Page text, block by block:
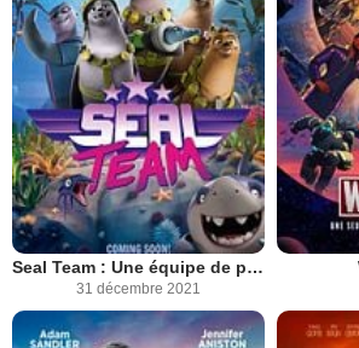
Seal Team : Une équipe de phoques !
31 décembre 2021